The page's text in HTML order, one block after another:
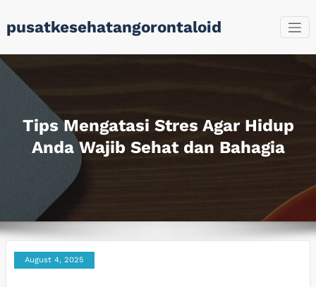
to
content
pusatkesehatangorontaloid
Tips Mengatasi Stres Agar Hidup
Anda Wajib Sehat dan Bahagia
August 4, 2025